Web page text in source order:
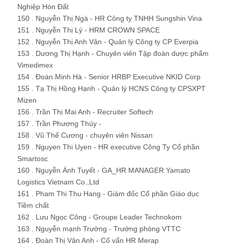
Nghiệp Hòn Đất
150 . Nguyễn Thị Ngà - HR Công ty TNHH Sungshin Vina
151 . Nguyễn Thị Lý - HRM CROWN SPACE
152 . Nguyễn Thị Anh Vân - Quản lý Công ty CP Everpia
153 . Dương Thị Hạnh - Chuyên viên Tập đoàn dược phẩm
Vimedimex
154 . Đoàn Minh Hà - Senior HRBP Executive NKID Corp
155 . Tạ Thị Hồng Hạnh - Quản lý HCNS Công ty CPSXPT
Mizen
156 . Trần Thị Mai Anh - Recruiter Softech
157 . Trần Phương Thúy -
158 . Vũ Thế Cương - chuyên viên Nissan
159 . Nguyen Thi Uyen - HR executive Công Ty Cổ phần
Smartosc
160 . Nguyễn Ánh Tuyết - GA_HR MANAGER Yamato
Logistics Vietnam Co.,Ltd
161 . Pham Thi Thu Hang - Giám đốc Cổ phần Giáo dục
Tiềm chất
162 . Lưu Ngọc Công - Groupe Leader Technokom
163 . Nguyễn mạnh Trường - Trưởng phòng VTTC
164 . Đoàn Thị Vân Anh - Cố vấn HR Merap